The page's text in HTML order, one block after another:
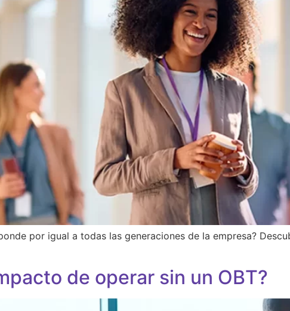
por igual a todas las generaciones de la empresa?
de operar sin un OBT?